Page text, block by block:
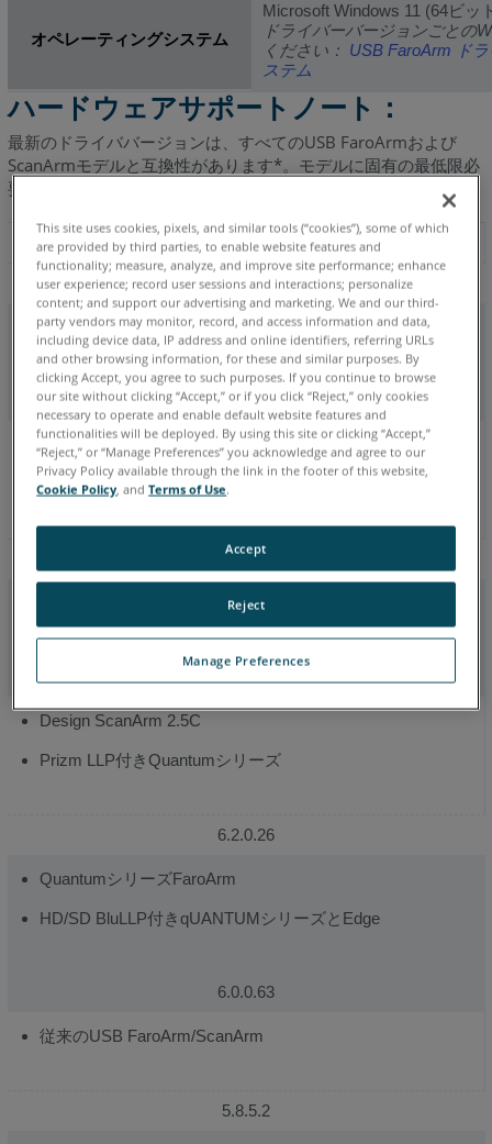
イ
を
ダ
ウ
ン
ド
し
て
保
存
す
る
以
前
の
ド
イ
情
オペレーティングシステム
Microsoft Windows 11 (64ビッ
ドライバーバージョンごとの
ください： USB FaroArm ド
ステム
ハードウェアサポートノート：
最新のドライババージョンは、すべてのUSB FaroArmおよび
ScanArmモデルと互換性があります*。モデルに固有の最低限必
要なバージョンを以下に示します。
モデル/デバイス
最小限必要なドライバ
Quantum X
6.11.14
Quantum Max
Gage Max
6.7.63
Quantum SeriesおよびEdge**の8軸サポート
Design ScanArm 2.5C
Prizm LLP付きQuantumシリーズ
6.2.0.26
QuantumシリーズFaroArm
HD/SD BluLLP付きqUANTUMシリーズとEdge
6.0.0.63
従来のUSB FaroArm/ScanArm
5.8.5.2
This site uses cookies, pixels, and similar tools (“cookies”), some of which
are provided by third parties, to enable website features and
functionality; measure, analyze, and improve site performance; enhance
user experience; record user sessions and interactions; personalize
content; and support our advertising and marketing. We and our third-
party vendors may monitor, record, and access information and data,
including device data, IP address and online identifiers, referring URLs
and other browsing information, for these and similar purposes. By
clicking Accept, you agree to such purposes. If you continue to browse
our site without clicking “Accept,” or if you click “Reject,” only cookies
necessary to operate and enable default website features and
functionalities will be deployed. By using this site or clicking “Accept,”
“Reject,” or “Manage Preferences” you acknowledge and agree to our
Privacy Policy available through the link in the footer of this website,
Cookie Policy, andTerms of Use.
Manage Preferences
Reject
Accept